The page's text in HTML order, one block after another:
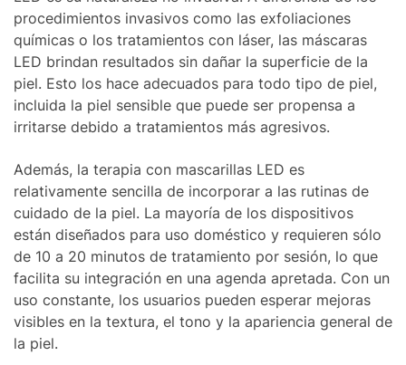
procedimientos invasivos como las exfoliaciones
químicas o los tratamientos con láser, las máscaras
LED brindan resultados sin dañar la superficie de la
piel. Esto los hace adecuados para todo tipo de piel,
incluida la piel sensible que puede ser propensa a
irritarse debido a tratamientos más agresivos.
Además, la terapia con mascarillas LED es
relativamente sencilla de incorporar a las rutinas de
cuidado de la piel. La mayoría de los dispositivos
están diseñados para uso doméstico y requieren sólo
de 10 a 20 minutos de tratamiento por sesión, lo que
facilita su integración en una agenda apretada. Con un
uso constante, los usuarios pueden esperar mejoras
visibles en la textura, el tono y la apariencia general de
la piel.